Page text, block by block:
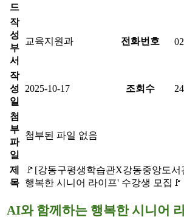
드
작
성
부
서
교육지원과 전화번호
작
성
일
2025-10-17 조회수
첨
부
파
일
첨부된 파일 없음
제
목
🚩[강동구평생학습관X강동중앙도
행복한 시니어 라이프' 수강생 모집🚩
AI와 함께하는 행복한 시니어